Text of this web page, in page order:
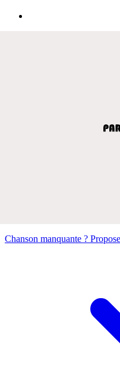
Chanson manquante ?